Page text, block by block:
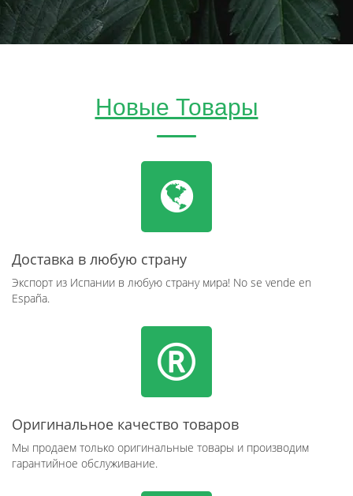
Новые Товары
Доставка в любую страну
Экспорт из Испании в любую страну мира! No se vende en
España.
Оригинальное качество товаров
Мы продаем только оригинальные товары и производим
гарантийное обслуживание.